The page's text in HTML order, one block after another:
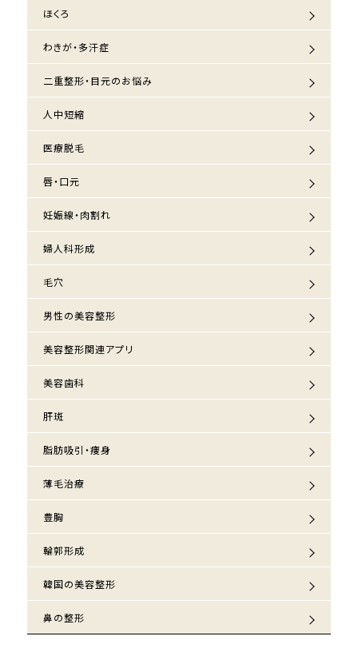
ほくろ
わきが・多汗症
二重整形・目元のお悩み
人中短縮
医療脱毛
唇・口元
妊娠線・肉割れ
婦人科形成
毛穴
男性の美容整形
美容整形関連アプリ
美容歯科
肝斑
脂肪吸引・痩身
薄毛治療
豊胸
輪郭形成
韓国の美容整形
鼻の整形